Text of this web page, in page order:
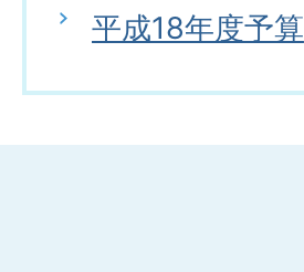
平成18年度予算